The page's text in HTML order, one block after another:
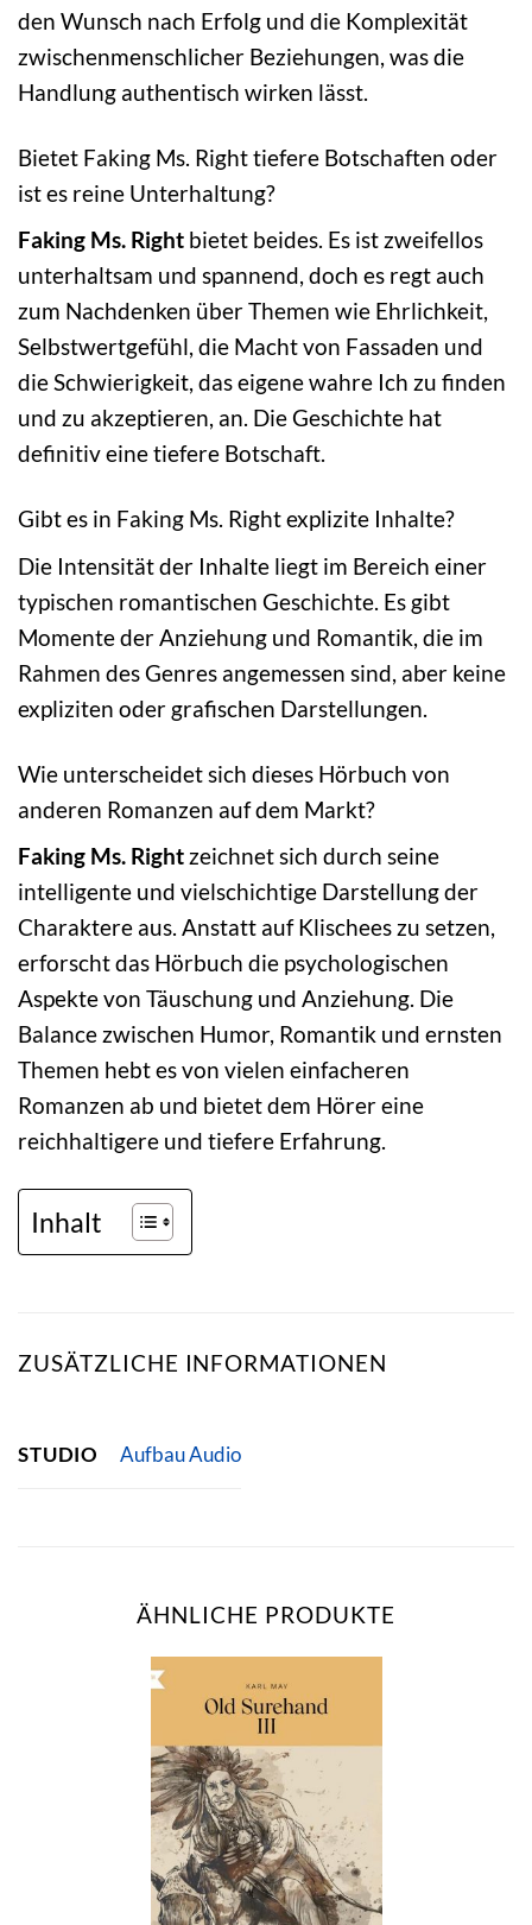
den Wunsch nach Erfolg und die Komplexität
zwischenmenschlicher Beziehungen, was die
Handlung authentisch wirken lässt.
Bietet Faking Ms. Right tiefere Botschaften oder
ist es reine Unterhaltung?
Faking Ms. Right bietet beides. Es ist zweifellos
unterhaltsam und spannend, doch es regt auch
zum Nachdenken über Themen wie Ehrlichkeit,
Selbstwertgefühl, die Macht von Fassaden und
die Schwierigkeit, das eigene wahre Ich zu finden
und zu akzeptieren, an. Die Geschichte hat
definitiv eine tiefere Botschaft.
Gibt es in Faking Ms. Right explizite Inhalte?
Die Intensität der Inhalte liegt im Bereich einer
typischen romantischen Geschichte. Es gibt
Momente der Anziehung und Romantik, die im
Rahmen des Genres angemessen sind, aber keine
expliziten oder grafischen Darstellungen.
Wie unterscheidet sich dieses Hörbuch von
anderen Romanzen auf dem Markt?
Faking Ms. Right zeichnet sich durch seine
intelligente und vielschichtige Darstellung der
Charaktere aus. Anstatt auf Klischees zu setzen,
erforscht das Hörbuch die psychologischen
Aspekte von Täuschung und Anziehung. Die
Balance zwischen Humor, Romantik und ernsten
Themen hebt es von vielen einfacheren
Romanzen ab und bietet dem Hörer eine
reichhaltigere und tiefere Erfahrung.
Inhalt
ZUSÄTZLICHE INFORMATIONEN
STUDIO Aufbau Audio
ÄHNLICHE PRODUKTE